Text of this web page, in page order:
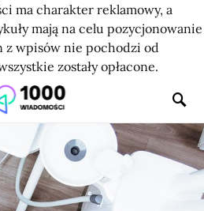
ma charakter reklamowy, a
mają na celu pozycjonowanie
z wpisów nie pochodzi od
zostały opłacone.